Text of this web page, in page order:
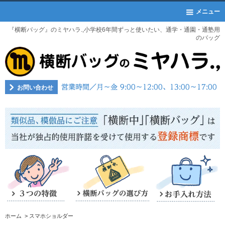
メニュー
『横断バッグ』のミヤハラ.,小学校6年間ずっと使いたい、通学・通園・通塾用
のバッグ
お問い合わせ
ホーム > スマホショルダー